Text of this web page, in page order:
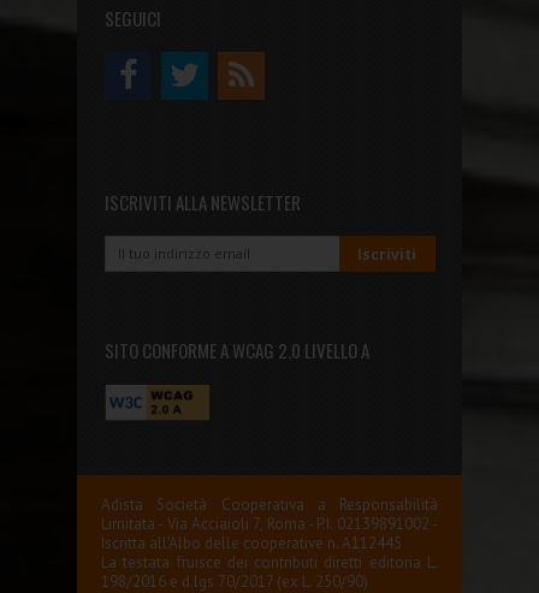
SEGUICI
ISCRIVITI ALLA NEWSLETTER
SITO CONFORME A WCAG 2.0 LIVELLO A
Adista Società Cooperativa a Responsabilità
Limitata - Via Acciaioli 7, Roma - P.I. 02139891002 -
Iscritta all'Albo delle cooperative n. A112445
La testata fruisce dei contributi diretti editoria L.
198/2016 e d.lgs 70/2017 (ex L. 250/90)